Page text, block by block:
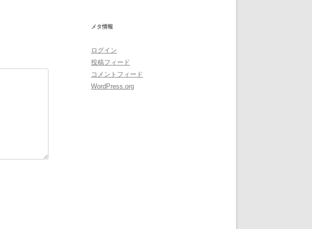
メタ情報
ログイン
投稿フィード
コメントフィード
WordPress.org